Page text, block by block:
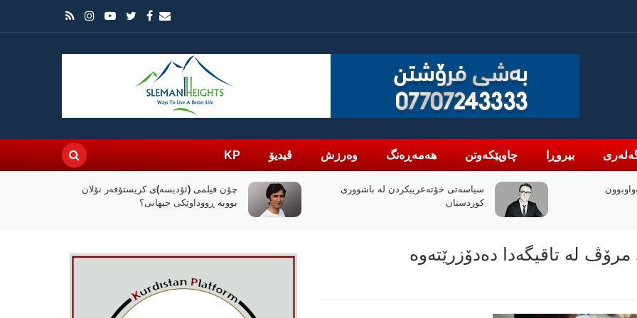
بیروڕا چاوپێکەوتن هەمەڕەنگ وەرزش ڤیدیۆ KP
سیاسەتی خۆتەعریبکردن لە باشووری
کوردستان
چۆن فیلمی (ئۆدیسە)ی کریستۆفەر نۆلان
بووبە ڕووداوێکی جیهانی؟
لە تاقیگەدا دەدۆزرێتەوە